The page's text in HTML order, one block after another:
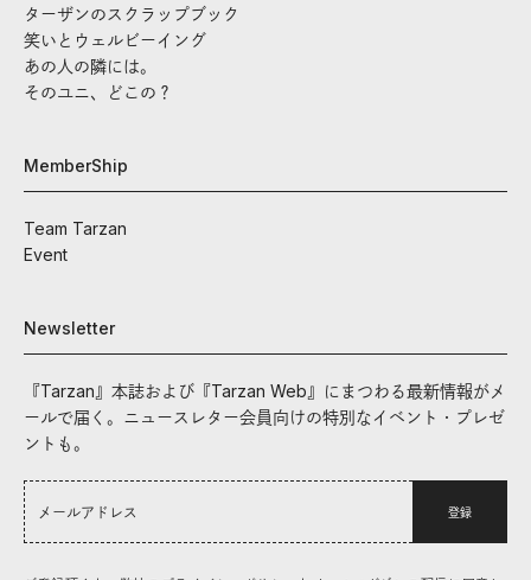
ターザンのスクラップブック
笑いとウェルビーイング
あの人の隣には。
そのユニ、どこの？
MemberShip
Team Tarzan
Event
Newsletter
『Tarzan』本誌および『Tarzan Web』にまつわる最新情報がメ
ールで届く。ニュースレター会員向けの特別なイベント・プレゼ
ントも。
登録